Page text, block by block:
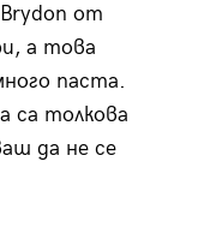
от
а това
паста.
са толкова
да не се